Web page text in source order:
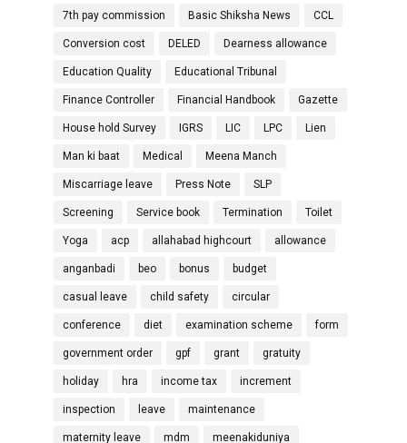
7th pay commission Basic Shiksha News CCL
Conversion cost DELED Dearness allowance
Education Quality Educational Tribunal
Finance Controller Financial Handbook Gazette
House hold Survey IGRS LIC LPC Lien
Man ki baat Medical Meena Manch
Miscarriage leave Press Note SLP
Screening Service book Termination Toilet
Yoga acp allahabad highcourt allowance
anganbadi beo bonus budget
casual leave child safety circular
conference diet examination scheme form
government order gpf grant gratuity
holiday hra income tax increment
inspection leave maintenance
maternity leave mdm meenakiduniya